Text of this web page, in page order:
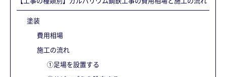
塗装
費用相場
施工の流れ
①足場を設置する